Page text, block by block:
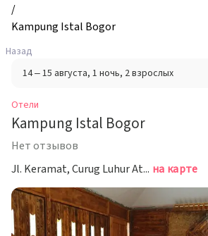
/
Kampung Istal Bogor
Назад
14 – 15 августа, 1 ночь, 2 взрослых
Отели
Kampung Istal Bogor
Нет отзывов
Jl. Keramat, Curug Luhur Atas, Gunung Malang, Tenjolaya, Bogor, Читарингул на карте